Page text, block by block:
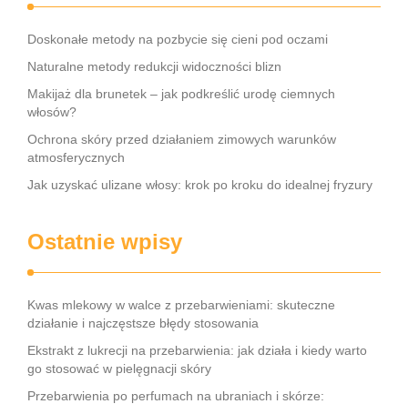
Doskonałe metody na pozbycie się cieni pod oczami
Naturalne metody redukcji widoczności blizn
Makijaż dla brunetek – jak podkreślić urodę ciemnych
włosów?
Ochrona skóry przed działaniem zimowych warunków
atmosferycznych
Jak uzyskać ulizane włosy: krok po kroku do idealnej fryzury
Ostatnie wpisy
Kwas mlekowy w walce z przebarwieniami: skuteczne
działanie i najczęstsze błędy stosowania
Ekstrakt z lukrecji na przebarwienia: jak działa i kiedy warto
go stosować w pielęgnacji skóry
Przebarwienia po perfumach na ubraniach i skórze: